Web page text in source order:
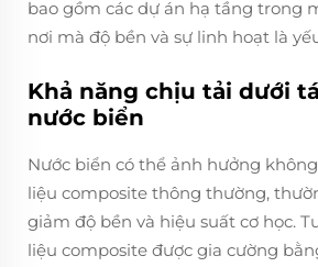
bao gồm các dự án hạ tầng trong
nơi mà độ bền và sự linh hoạt là
Khả năng chịu tải dưới
nước biển
Nước biển có thể ảnh hưởng
liệu composite thông thường,
giảm độ bền và hiệu suất cơ học.
liệu composite được gia cường